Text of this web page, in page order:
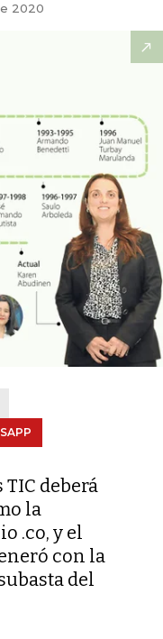
2020
deberá
la
.co, y el
con la
del